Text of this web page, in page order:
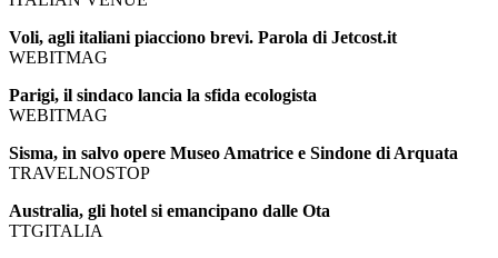
Voli, agli italiani piacciono brevi. Parola di Jetcost.it
WEBITMAG
Parigi, il sindaco lancia la sfida ecologista
WEBITMAG
Sisma, in salvo opere Museo Amatrice e Sindone di Arquata
TRAVELNOSTOP
Australia, gli hotel si emancipano dalle Ota
TTGITALIA